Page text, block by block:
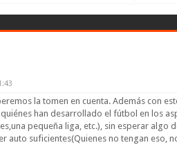
la tomen en cuenta. Además con
han desarrollado el fútbol en los
pequeña liga, etc.), sin esperar algo
auto suficientes(Quienes no tengan eso,